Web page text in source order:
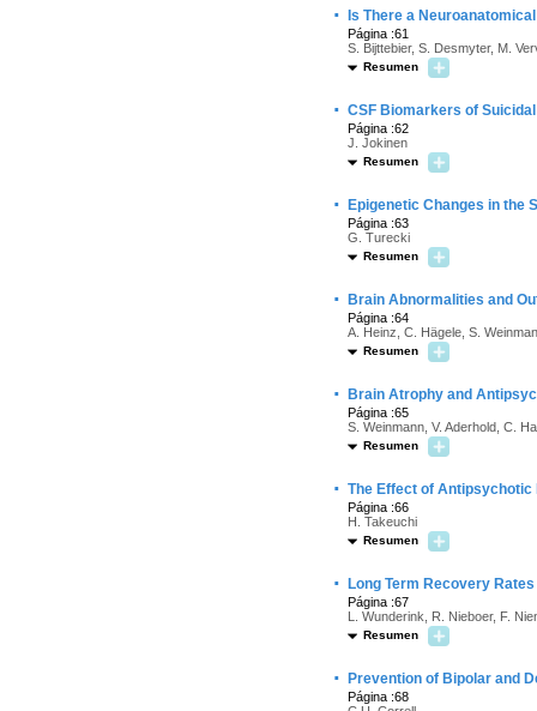
· Is There a
Página :61
S. Bijttebier, S. Desmyter, M.
Resumen
· CSF Biomarkers of
Página :62
J. Jokinen
Resumen
· Epigenetic Changes in the
Página :63
G. Turecki
Resumen
· Brain Abnormalities and
Página :64
A. Heinz, C. Hägele, S.
Resumen
· Brain Atrophy and
Página :65
S. Weinmann, V. Aderhold, C.
Resumen
· The Effect of Antipsychotic
Página :66
H. Takeuchi
Resumen
· Long Term Recovery
Página :67
L. Wunderink, R. Nieboer, F.
Resumen
· Prevention of Bipolar and
Página :68